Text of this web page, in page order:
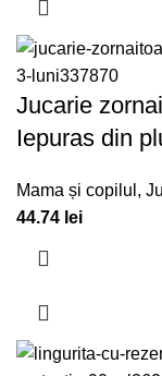
Jucarie
Iepuras din
Mama și copilul ,
44.74 lei